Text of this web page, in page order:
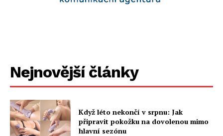
Nejnovější články
Když léto nekončí v srpnu: Jak
připravit pokožku na dovolenou mimo
hlavní sezónu